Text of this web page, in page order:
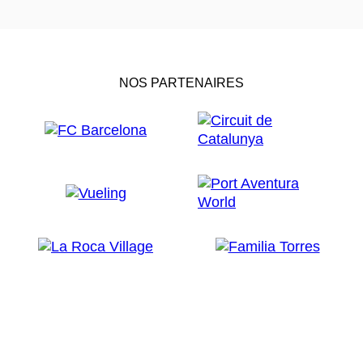
NOS PARTENAIRES